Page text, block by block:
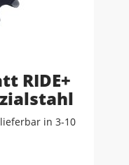
RIDE+
in 3-10